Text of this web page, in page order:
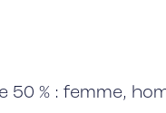
% : femme,